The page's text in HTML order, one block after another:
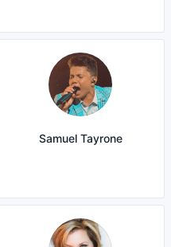
Samuel Tayrone